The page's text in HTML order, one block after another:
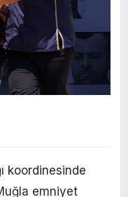
koordinesinde
emniyet